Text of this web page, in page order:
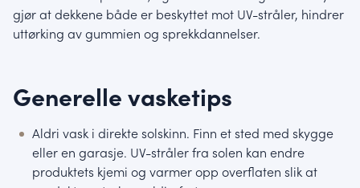
gjør at dekkene både er beskyttet mot UV-stråler, hindrer
uttørking av gummien og sprekkdannelser.
Generelle vasketips
Aldri vask i direkte solskinn. Finn et sted med skygge
eller en garasje. UV-stråler fra solen kan endre
produktets kjemi og varmer opp overflaten slik at